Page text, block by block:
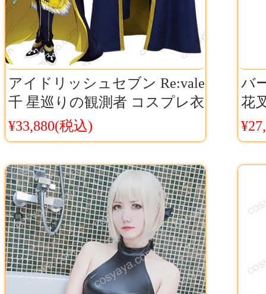
アイドリッシュセブン Re:vale
千 星巡りの観測者 コスプレ衣
装 IDOLiSH7 星巡り リバーレ
カース
¥33,880(税込)
バ
花
ャ
ミ
料